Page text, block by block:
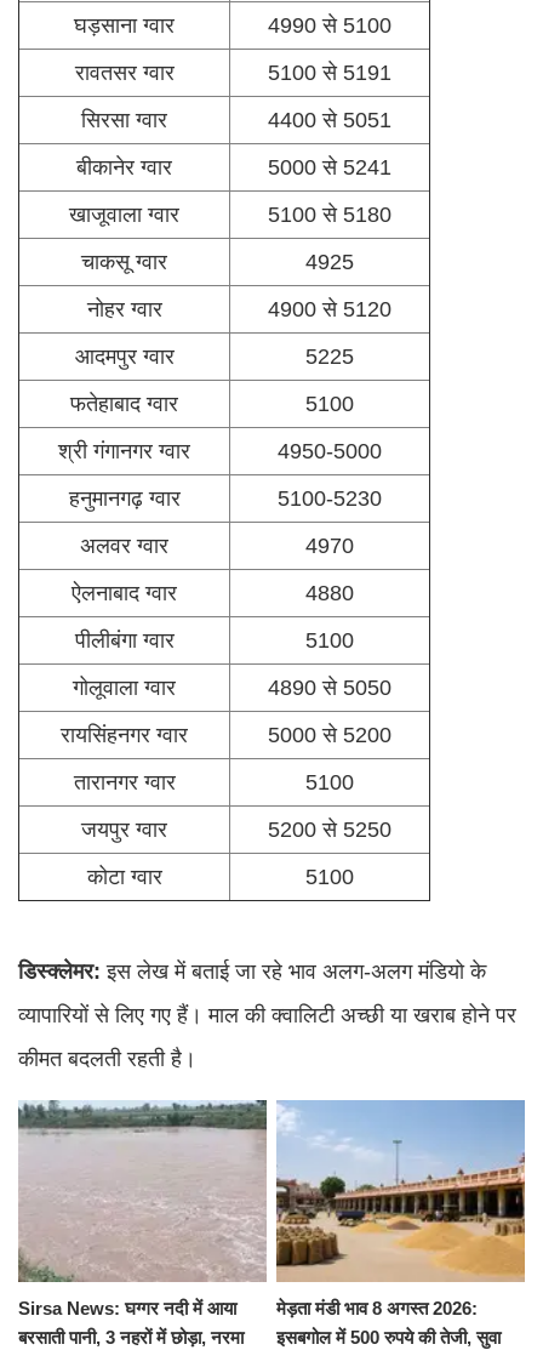
घड़साना ग्वार
4990 से 5100
रावतसर ग्वार
5100 से 5191
सिरसा ग्वार
4400 से 5051
बीकानेर ग्वार
5000 से 5241
खाजूवाला ग्वार
5100 से 5180
चाकसू ग्वार
4925
नोहर ग्वार
4900 से 5120
आदमपुर ग्वार
5225
फतेहाबाद ग्वार
5100
श्री गंगानगर ग्वार
4950-5000
हनुमानगढ़ ग्वार
5100-5230
अलवर ग्वार
4970
ऐलनाबाद ग्वार
4880
पीलीबंगा ग्वार
5100
गोलूवाला ग्वार
4890 से 5050
रायसिंहनगर ग्वार
5000 से 5200
तारानगर ग्वार
5100
जयपुर ग्वार
5200 से 5250
कोटा ग्वार
5100
डिस्क्लेमर:इस लेख में बताई जा रहे भाव अलग-अलग मंडियो के
व्यापारियों से लिए गए हैं। माल की क्वालिटी अच्छी या खराब होने पर
कीमत बदलती रहती है।
Sirsa News: घग्गर नदी में आया
बरसाती पानी, 3 नहरों में छोड़ा, नरमा
मेड़ता मंडी भाव 8 अगस्त 2026:
इसबगोल में 500 रुपये की तेजी, सुवा